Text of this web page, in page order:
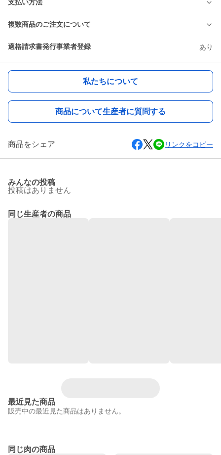
支払い方法
複数商品のご注文について
適格請求書発行事業者登録 あり
私たちについて
商品について生産者に質問する
商品をシェア リンクをコピー
みんなの投稿
投稿はありません
同じ生産者の商品
最近見た商品
販売中の最近見た商品はありません。
同じ肉の商品